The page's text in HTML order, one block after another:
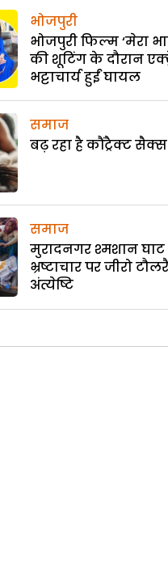
भोजपुरी
भोजपुरी फिल्म ‘मेरा
की शूटिंग के दौरान
भट्टाचार्य हुईं घायल
समाज
बढ़ रहा है कौंट्रैक्ट
समाज
मुरादनगर श्मशान घाट
भ्रष्टाचार पर जीरो
अंत्येष्टि